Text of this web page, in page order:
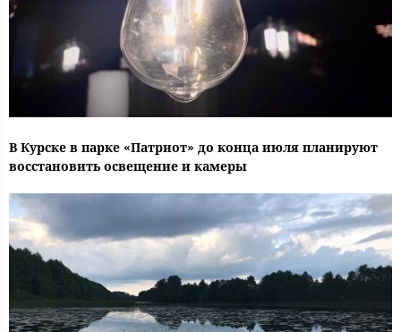
В Курске в парке «Патриот» до конца июля планируют
восстановить освещение и камеры